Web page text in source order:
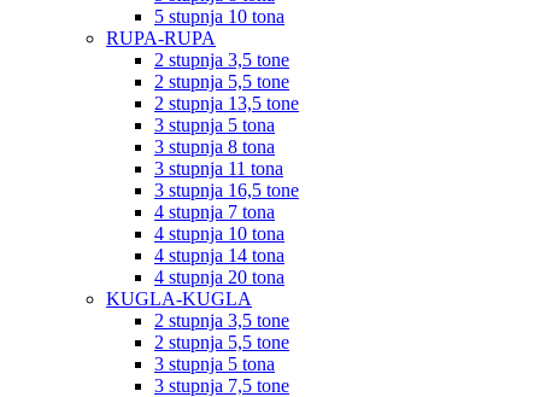
5 stupnja 10 tona
RUPA-RUPA
2 stupnja 3,5 tone
2 stupnja 5,5 tone
2 stupnja 13,5 tone
3 stupnja 5 tona
3 stupnja 8 tona
3 stupnja 11 tona
3 stupnja 16,5 tone
4 stupnja 7 tona
4 stupnja 10 tona
4 stupnja 14 tona
4 stupnja 20 tona
KUGLA-KUGLA
2 stupnja 3,5 tone
2 stupnja 5,5 tone
3 stupnja 5 tona
3 stupnja 7,5 tone